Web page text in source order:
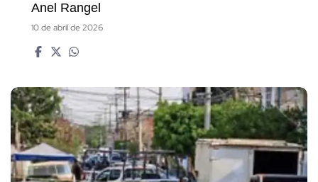
Anel Rangel
10 de abril de 2026